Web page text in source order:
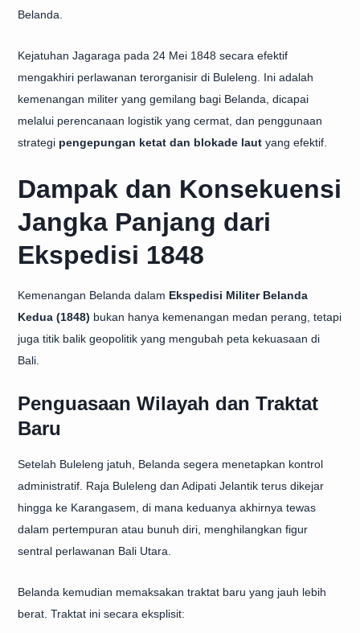
Belanda.
Kejatuhan Jagaraga pada 24 Mei 1848 secara efektif
mengakhiri perlawanan terorganisir di Buleleng. Ini adalah
kemenangan militer yang gemilang bagi Belanda, dicapai
melalui perencanaan logistik yang cermat, dan penggunaan
strategi pengepungan ketat dan blokade laut yang efektif.
Dampak dan Konsekuensi
Jangka Panjang dari
Ekspedisi 1848
Kemenangan Belanda dalam Ekspedisi Militer Belanda
Kedua (1848) bukan hanya kemenangan medan perang, tetapi
juga titik balik geopolitik yang mengubah peta kekuasaan di
Bali.
Penguasaan Wilayah dan Traktat
Baru
Setelah Buleleng jatuh, Belanda segera menetapkan kontrol
administratif. Raja Buleleng dan Adipati Jelantik terus dikejar
hingga ke Karangasem, di mana keduanya akhirnya tewas
dalam pertempuran atau bunuh diri, menghilangkan figur
sentral perlawanan Bali Utara.
Belanda kemudian memaksakan traktat baru yang jauh lebih
berat. Traktat ini secara eksplisit: